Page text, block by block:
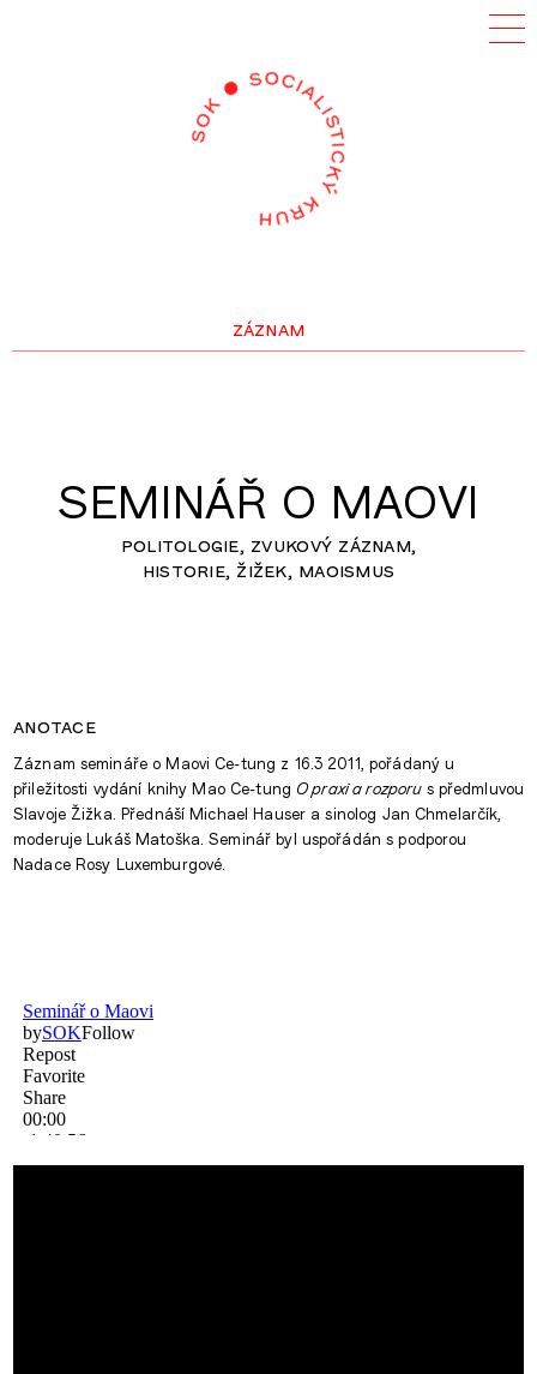
záznam
SEMINÁŘ O MAOVI
politologie zvukový záznam
historie žižek maoismus
anotace
Záznam semináře o Maovi Ce-tung z 16.3 2011, pořádaný u
přiležitosti vydání knihy Mao Ce-tung O praxi a rozporus předmluvou
Slavoje Žižka. Přednáší Michael Hauser a sinolog Jan Chmelarčík,
moderuje Lukáš Matoška. Seminář byl uspořádán s podporou
Nadace Rosy Luxemburgové.